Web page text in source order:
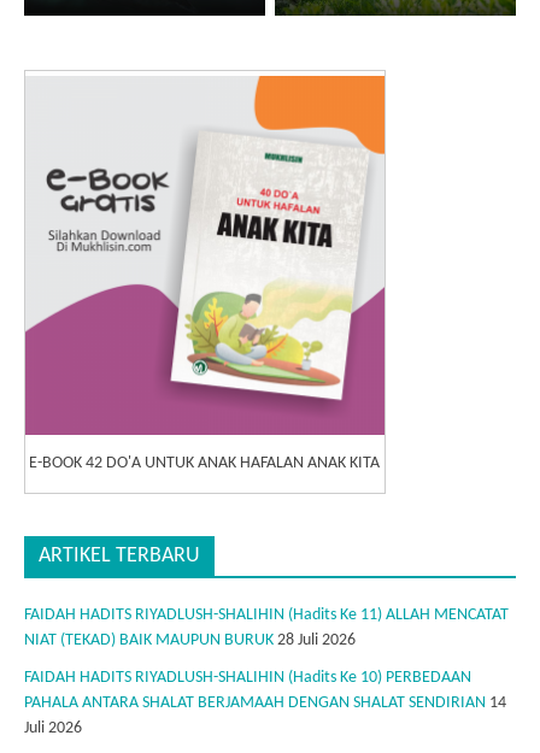
E-BOOK 42 DO'A UNTUK ANAK HAFALAN ANAK KITA
ARTIKEL TERBARU
FAIDAH HADITS RIYADLUSH-SHALIHIN (Hadits Ke 11) ALLAH MENCATAT
NIAT (TEKAD) BAIK MAUPUN BURUK 28 Juli 2026
FAIDAH HADITS RIYADLUSH-SHALIHIN (Hadits Ke 10) PERBEDAAN
PAHALA ANTARA SHALAT BERJAMAAH DENGAN SHALAT SENDIRIAN 14
Juli 2026